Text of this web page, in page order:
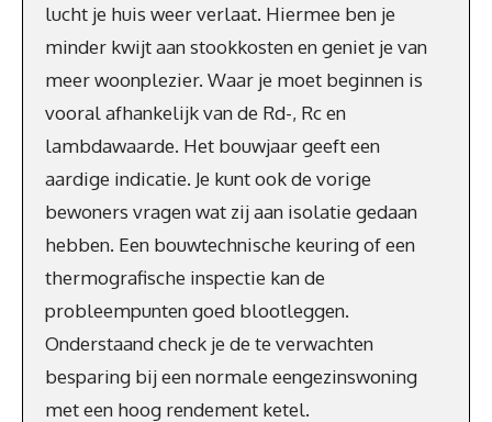
lucht je huis weer verlaat. Hiermee ben je
minder kwijt aan stookkosten en geniet je van
meer woonplezier. Waar je moet beginnen is
vooral afhankelijk van de Rd-, Rc en
lambdawaarde. Het bouwjaar geeft een
aardige indicatie. Je kunt ook de vorige
bewoners vragen wat zij aan isolatie gedaan
hebben. Een bouwtechnische keuring of een
thermografische inspectie kan de
probleempunten goed blootleggen.
Onderstaand check je de te verwachten
besparing bij een normale eengezinswoning
met een hoog rendement ketel.